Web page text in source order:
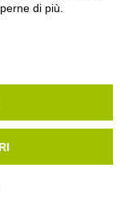
di più.